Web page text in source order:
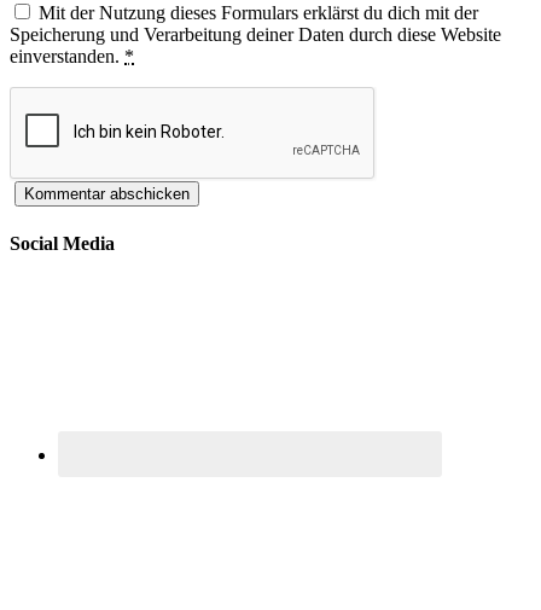
Mit der Nutzung dieses Formulars erklärst du dich mit der
Speicherung und Verarbeitung deiner Daten durch diese Website
einverstanden. *
Social Media